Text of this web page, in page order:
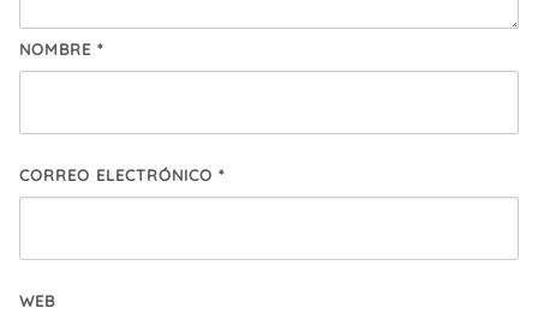
NOMBRE *
CORREO ELECTRÓNICO *
WEB